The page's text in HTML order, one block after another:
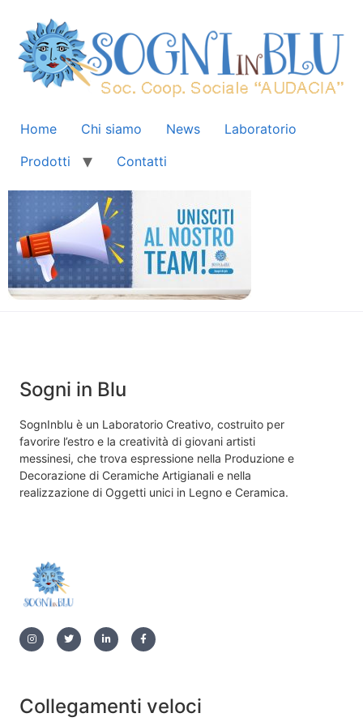
Home Chi siamo News
Laboratorio
Prodotti
Contatti
Sogni in Blu
SognInblu è un Laboratorio Creativo, costruito per
favorire l’estro e la creatività di giovani artisti
messinesi, che trova espressione nella Produzione e
Decorazione di Ceramiche Artigianali e nella
realizzazione di Oggetti unici in Legno e Ceramica.
Collegamenti veloci